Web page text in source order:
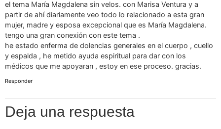
el tema María Magdalena sin velos. con Marisa Ventura y a
partir de ahí diariamente veo todo lo relacionado a esta gran
mujer, madre y esposa excepcional que es María Magdalena.
tengo una gran conexión con este tema .
he estado enferma de dolencias generales en el cuerpo , cuello
y espalda , he metido ayuda espiritual para dar con los
médicos que me apoyaran , estoy en ese proceso. gracias.
Responder
Deja una respuesta